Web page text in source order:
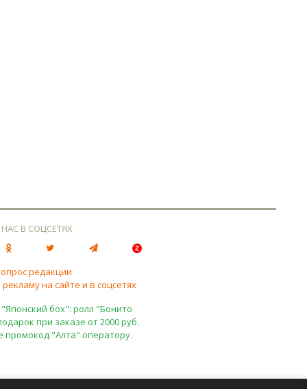
В СОЦСЕТЯХ
редакции
на сайте и в соцсетях
бох": ролл "Бонито
при заказе от 2000 руб.
промокод "Алта" оператору.